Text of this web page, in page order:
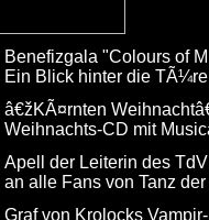
Benefizgala "Colours of
Ein Blick hinter die
â€žKÃ¤rnten
Weihnachts-CD mit
Apell der Leiterin des
an alle Fans von Tanz
Graf von Krolocks